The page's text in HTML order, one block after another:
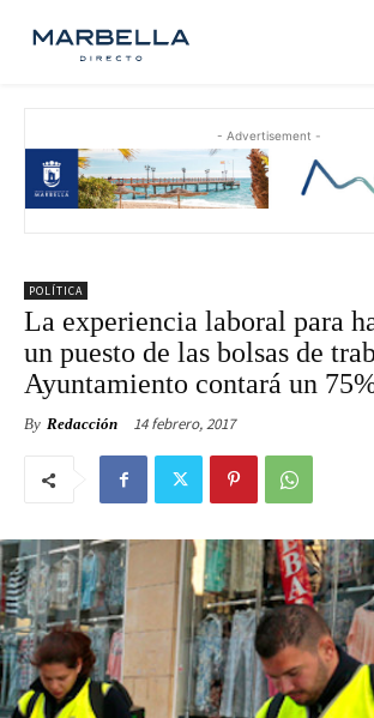
- Advertisement -
POLÍTICA
La experiencia laboral para
un puesto de las bolsas de
Ayuntamiento contará un
By Redacción 14 febrero, 2017